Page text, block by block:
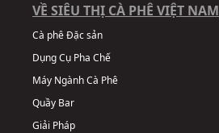
VỀ SIÊU THỊ CÀ PHÊ VIỆT NAM
Cà phê Đặc sản
Dụng Cụ Pha Chế
Máy Ngành Cà Phê
Quầy Bar
Giải Pháp